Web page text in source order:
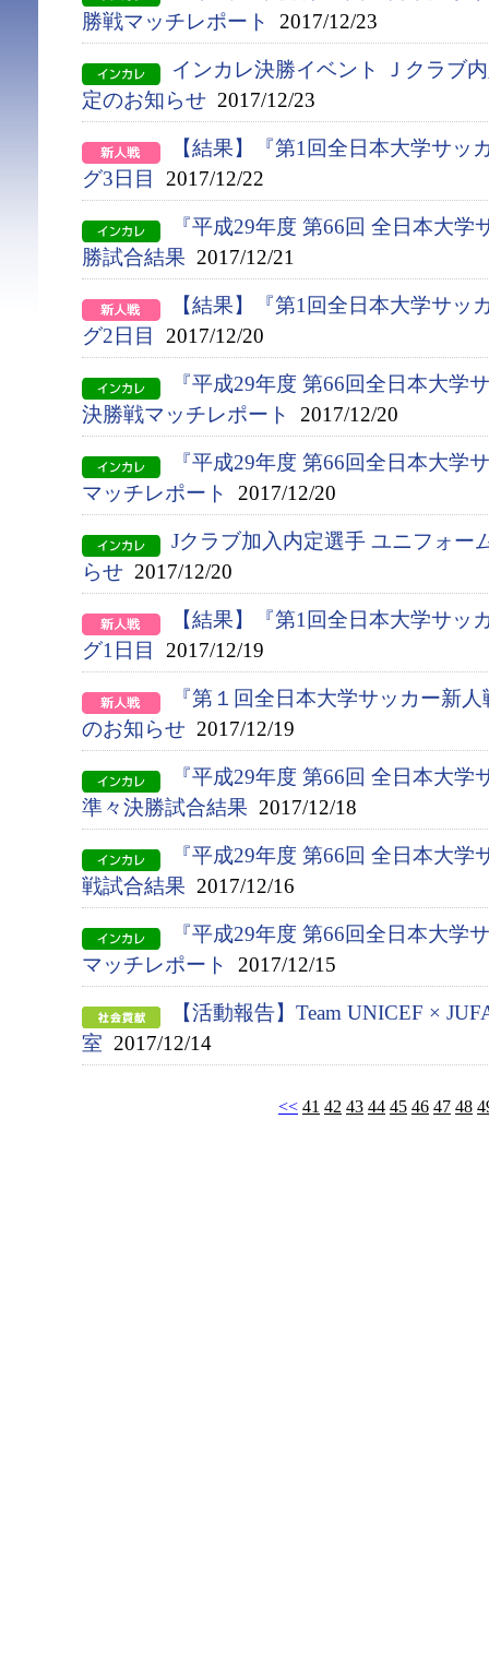
勝戦マッチレポート
2017/12/23
インカレ決勝イベント Ｊクラブ
定のお知らせ 2017/12/23
【結果】『第1回全日本大学サッ
グ3日目
2017/12/22
『平成29年度 第66回 全日本大
勝試合結果 2017/12/21
【結果】『第1回全日本大学サッ
グ2日目
2017/12/20
『平成29年度 第66回全日本大学
決勝戦マッチレポート
2017/12/20
『平成29年度 第66回全日本大学
マッチレポート
2017/12/20
Jクラブ加入内定選手 ユニフォー
らせ 2017/12/20
【結果】『第1回全日本大学サッ
グ1日目
2017/12/19
『第１回全日本大学サッカー新
のお知らせ 2017/12/19
『平成29年度 第66回 全日本大
準々決勝試合結果 2017/12/18
『平成29年度 第66回 全日本大
戦試合結果 2017/12/16
『平成29年度 第66回全日本大学
マッチレポート
2017/12/15
【活動報告】Team UNICEF ×
室 2017/12/14
<< 41 42 43 44 45 46 47 48